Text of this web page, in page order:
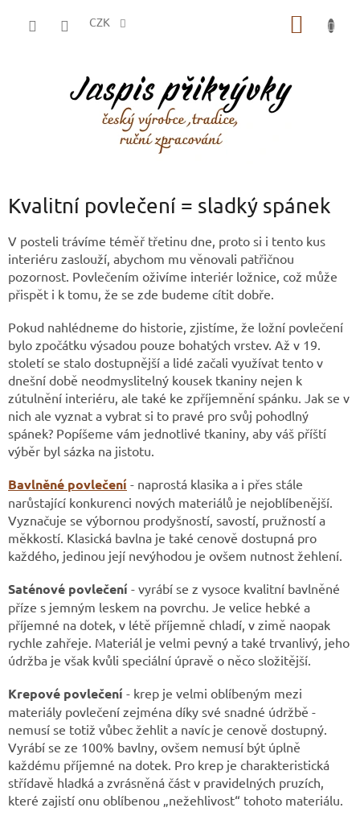
CZK
Kvalitní povlečení = sladký spánek
V posteli trávíme téměř třetinu dne, proto si i tento kus
interiéru zaslouží, abychom mu věnovali patřičnou
pozornost. Povlečením oživíme interiér ložnice, což může
přispět i k tomu, že se zde budeme cítit dobře.
Pokud nahlédneme do historie, zjistíme, že ložní povlečení
bylo zpočátku výsadou pouze bohatých vrstev. Až v 19.
století se stalo dostupnější a lidé začali využívat tento v
dnešní době neodmyslitelný kousek tkaniny nejen k
zútulnění interiéru, ale také ke zpříjemnění spánku. Jak se v
nich ale vyznat a vybrat si to pravé pro svůj pohodlný
spánek? Popíšeme vám jednotlivé tkaniny, aby váš příští
výběr byl sázka na jistotu.
Bavlněné povlečení - naprostá klasika a i přes stále
narůstající konkurenci nových materiálů je nejoblíbenější.
Vyznačuje se výbornou prodyšností, savostí, pružností a
měkkostí. Klasická bavlna je také cenově dostupná pro
každého, jedinou její nevýhodou je ovšem nutnost žehlení.
Saténové povlečení - vyrábí se z vysoce kvalitní bavlněné
příze s jemným leskem na povrchu. Je velice hebké a
příjemné na dotek, v létě příjemně chladí, v zimě naopak
rychle zahřeje. Materiál je velmi pevný a také trvanlivý, jeho
údržba je však kvůli speciální úpravě o něco složitější.
Krepové povlečení - krep je velmi oblíbeným mezi
materiály povlečení zejména díky své snadné údržbě -
nemusí se totiž vůbec žehlit a navíc je cenově dostupný.
Vyrábí se ze 100% bavlny, ovšem nemusí být úplně
každému příjemné na dotek. Pro krep je charakteristická
střídavě hladká a zvrásněná část v pravidelných pruzích,
které zajistí onu oblíbenou „nežehlivost“ tohoto materiálu.